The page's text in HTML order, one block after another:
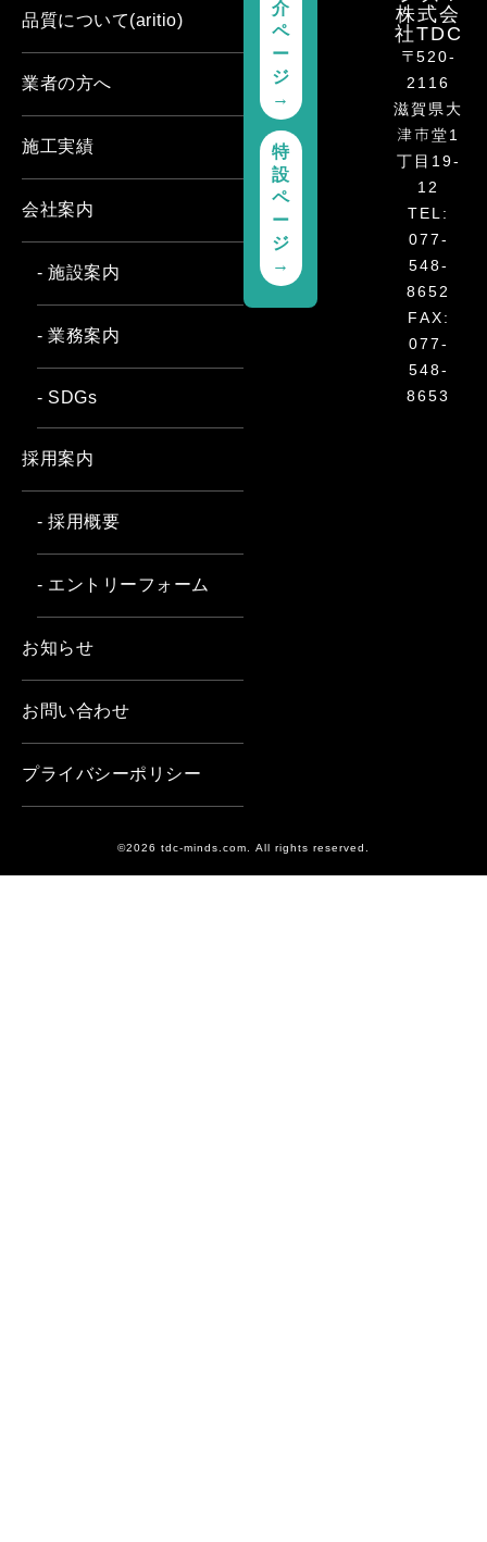
株式会
社TDC
〒520-
2116
滋賀県大
津市堂1
丁目19-
12
TEL:
077-
548-
8652
FAX:
077-
548-
8653
介
ペ
ー
ジ
→
特
設
ペ
ー
ジ
→
品質について(aritio)
業者の方へ
施工実績
会社案内
- 施設案内
- 業務案内
- SDGs
採用案内
- 採用概要
- エントリーフォーム
お知らせ
お問い合わせ
プライバシーポリシー
©2026 tdc-minds.com. All rights reserved.